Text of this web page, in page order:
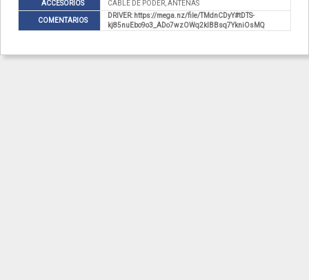
ACCESORIOS
CABLE DE PODER, ANTENAS
COMENTARIOS
DRIVER: https://mega.nz/file/TMdnCDyY#tDTS-
kj85nuEbo9o3_ADo7wzOWq2klBBsq7YkniOsMQ